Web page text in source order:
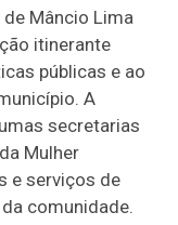
Mâncio Lima
itinerante
públicas e ao
A
secretarias
Mulher
e serviços de
comunidade.